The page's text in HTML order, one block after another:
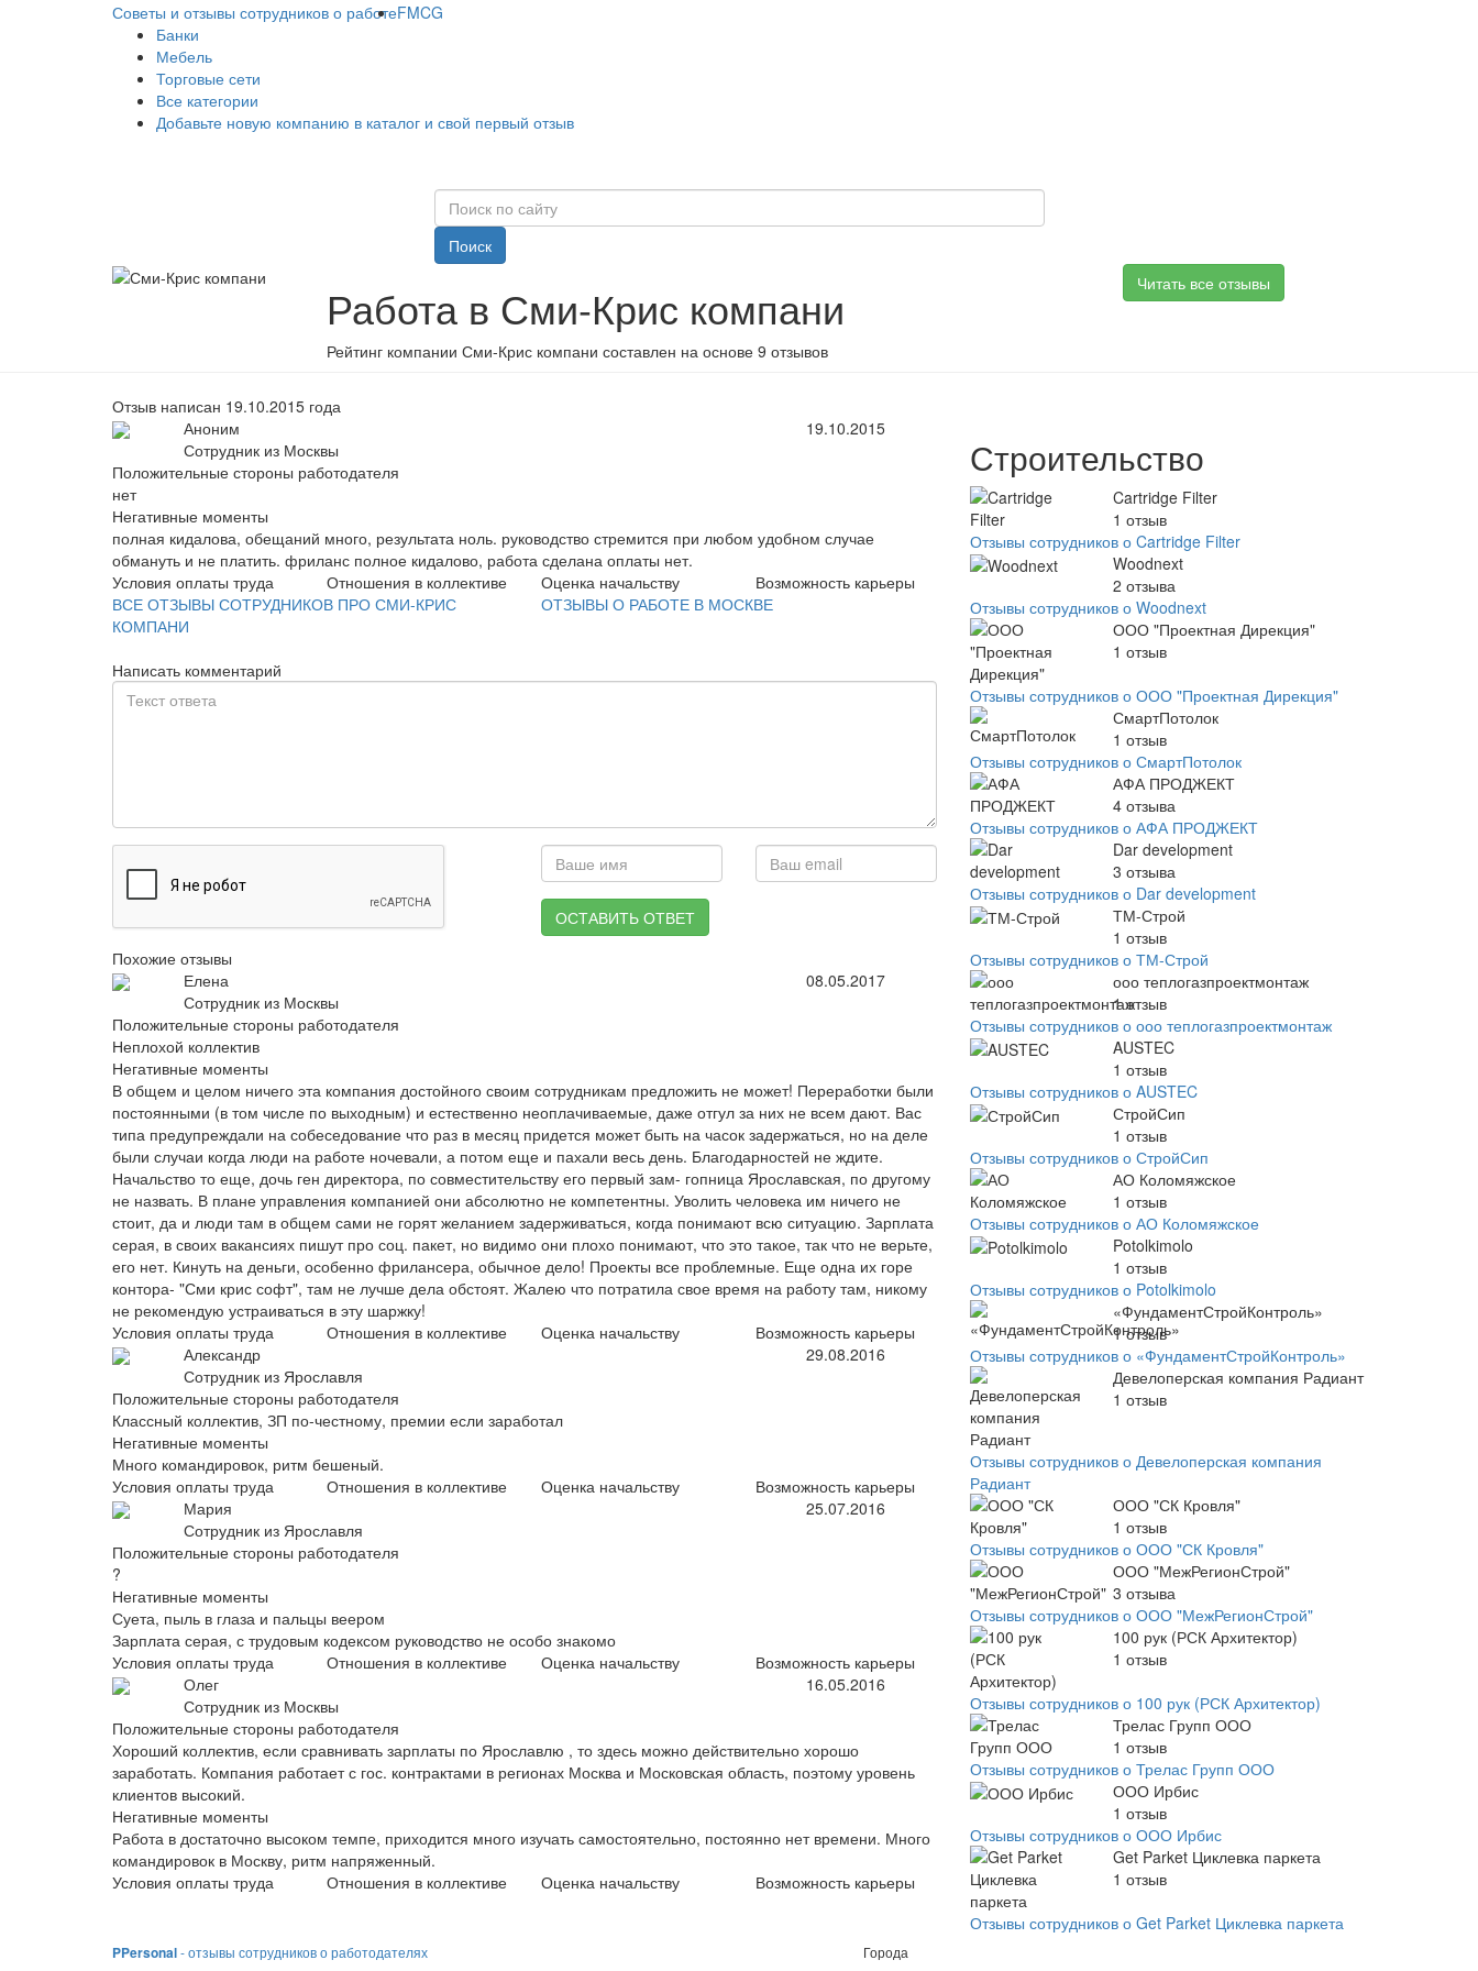
Советы и отзывы сотрудников о работеFMCG
Банки
Мебель
Торговые сети
Все категории
Добавьте новую компанию в каталог и свой первый отзыв
Поиск
Работа в Сми-Крис компани
Рейтинг компании Сми-Крис компани составлен на основе 9 отзывов
Читать все отзывы
Отзыв написан 19.10.2015 года
Аноним
Сотрудник из Москвы
19.10.2015
Положительные стороны работодателя
нет
Негативные моменты
полная кидалова, обещаний много, результата ноль. руководство стремится при любом удобном случае
обмануть и не платить. фриланс полное кидалово, работа сделана оплаты нет.
Условия оплаты труда
Отношения в коллективе Оценка начальству
Возможность карьеры
ВСЕ ОТЗЫВЫ СОТРУДНИКОВ ПРО СМИ-КРИС
КОМПАНИ
ОТЗЫВЫ О РАБОТЕ В МОСКВЕ
Написать комментарий
ОСТАВИТЬ ОТВЕТ
Похожие отзывы
Елена
Сотрудник из Москвы
08.05.2017
Положительные стороны работодателя
Неплохой коллектив
Негативные моменты
В общем и целом ничего эта компания достойного своим сотрудникам предложить не может! Переработки были
постоянными (в том числе по выходным) и естественно неоплачиваемые, даже отгул за них не всем дают. Вас
типа предупреждали на собеседование что раз в месяц придется может быть на часок задержаться, но на деле
были случаи когда люди на работе ночевали, а потом еще и пахали весь день. Благодарностей не ждите.
Начальство то еще, дочь ген директора, по совместительству его первый зам- гопница Ярославская, по другому
не назвать. В плане управления компанией они абсолютно не компетентны. Уволить человека им ничего не
стоит, да и люди там в общем сами не горят желанием задерживаться, когда понимают всю ситуацию. Зарплата
серая, в своих вакансиях пишут про соц. пакет, но видимо они плохо понимают, что это такое, так что не верьте,
его нет. Кинуть на деньги, особенно фрилансера, обычное дело! Проекты все проблемные. Еще одна их горе
контора- "Сми крис софт", там не лучше дела обстоят. Жалею что потратила свое время на работу там, никому
не рекомендую устраиваться в эту шаржку!
Условия оплаты труда
Отношения в коллективе Оценка начальству
Возможность карьеры
Александр
Сотрудник из Ярославля
29.08.2016
Положительные стороны работодателя
Классный коллектив, ЗП по-честному, премии если заработал
Негативные моменты
Много командировок, ритм бешеный.
Условия оплаты труда
Отношения в коллективе Оценка начальству
Возможность карьеры
Мария
Сотрудник из Ярославля
25.07.2016
Положительные стороны работодателя
?
Негативные моменты
Суета, пыль в глаза и пальцы веером
Зарплата серая, с трудовым кодексом руководство не особо знакомо
Условия оплаты труда
Отношения в коллективе Оценка начальству
Возможность карьеры
Олег
Сотрудник из Москвы
16.05.2016
Положительные стороны работодателя
Хороший коллектив, если сравнивать зарплаты по Ярославлю , то здесь можно действительно хорошо
заработать. Компания работает с гос. контрактами в регионах Москва и Московская область, поэтому уровень
клиентов высокий.
Негативные моменты
Работа в достаточно высоком темпе, приходится много изучать самостоятельно, постоянно нет времени. Много
командировок в Москву, ритм напряженный.
Условия оплаты труда
Отношения в коллективе Оценка начальству Возможность карьеры
Строительство
Cartridge Filter
1 отзыв
Отзывы сотрудников о Cartridge Filter
Woodnext
2 отзыва
Отзывы сотрудников о Woodnext
ООО "Проектная Дирекция"
1 отзыв
Отзывы сотрудников о ООО "Проектная Дирекция"
СмартПотолок
1 отзыв
Отзывы сотрудников о СмартПотолок
АФА ПРОДЖЕКТ
4 отзыва
Отзывы сотрудников о АФА ПРОДЖЕКТ
Dar development
3 отзыва
Отзывы сотрудников о Dar development
ТМ-Строй
1 отзыв
Отзывы сотрудников о ТМ-Строй
ооо теплогазпроектмонтаж
1отзыв
Отзывы сотрудников о ооо теплогазпроектмонтаж
AUSTEC
1 отзыв
Отзывы сотрудников о AUSTEC
СтройСип
1 отзыв
Отзывы сотрудников о СтройСип
АО Коломяжское
1 отзыв
Отзывы сотрудников о АО Коломяжское
Potolkimolo
1 отзыв
Отзывы сотрудников о Potolkimolo
«ФундаментСтройКонтроль»
1отзыв
Отзывы сотрудников о «ФундаментСтройКонтроль»
Девелоперская компания Радиант
1 отзыв
Отзывы сотрудников о Девелоперская компания
Радиант
ООО "СК Кровля"
1 отзыв
Отзывы сотрудников о ООО "СК Кровля"
ООО "МежРегионСтрой"
3 отзыва
Отзывы сотрудников о ООО "МежРегионСтрой"
100 рук (РСК Архитектор)
1 отзыв
Отзывы сотрудников о 100 рук (РСК Архитектор)
Трелас Групп ООО
1 отзыв
Отзывы сотрудников о Трелас Групп ООО
ООО Ирбис
1 отзыв
Отзывы сотрудников о ООО Ирбис
Get Parket Циклевка паркета
1 отзыв
Отзывы сотрудников о Get Parket Циклевка паркета
PPersonal- отзывы сотрудников о работодателях Города